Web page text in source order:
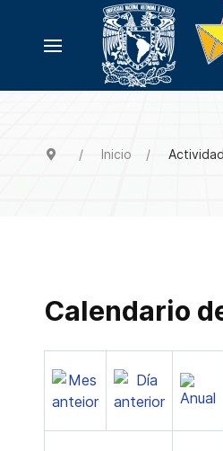
Inicio
Calendario